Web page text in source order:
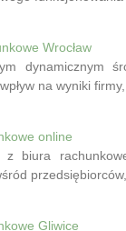
Wrocław
dynamicznym
na wyniki
online
z biura
Gliwice